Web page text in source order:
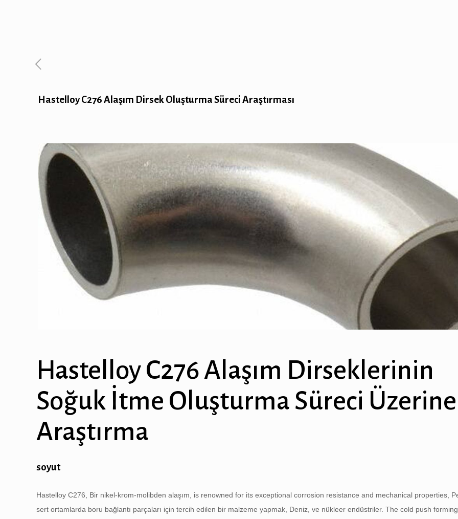
Hastelloy C276 Alaşım Dirsek Oluşturma Süreci Araştırması
Hastelloy C276 Alaşım Dirseklerinin
Soğuk İtme Oluşturma Süreci Üzerine
Araştırma
soyut
Hastelloy C276, Bir nikel-krom-molibden alaşım, is renowned for its exceptional corrosion resistance and mechanical properties,
sert ortamlarda boru bağlantı parçaları için tercih edilen bir malzeme yapmak, Deniz, ve nükleer endüstriler.The cold push